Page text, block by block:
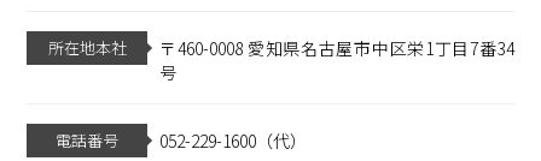
所在地本社
〒460-0008 愛知県名古屋市中区栄1丁目7番34
号
電話番号 052-229-1600（代）